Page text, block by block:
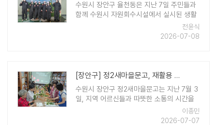
수원시 장안구 율천동은 지난 7일 주민들과
함께 수원시 자원회수시설에서 실시된 생활
폐기물 샘플링 현장에 참여했다. 이날 참여
자들은 율천동 관할 수거 대행업체가 자원회
전윤식
2026-07-08
[장안구] 정2새마을문고, 재활용 꽃꽂이로 「마음 나누기」 행사 진행
수원시 장안구 정2새마을문고는 지난 7월 3
일, 지역 어르신들과 따뜻한 소통의 시간을
마련하기 위한 '마음 나누기' 행사를 진행했
다. 이번 행사는 문고 봉사자들과 지역 어르
이종민
2026-07-07